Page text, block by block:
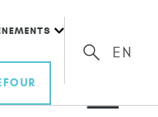
EN
Île-du-